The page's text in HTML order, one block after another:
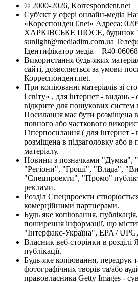
© 2000-2026, Korrespondent.net
Суб'єкт у сфері онлайн-медіа
«КореспонденТ.net» Адреса:
ХАРКІВСЬКЕ ШОСЕ, будинок
sunlight@mediadim.com.ua
Ідентифікатор медіа – R40-06068
Використання будь-яких
сайті, дозволяється за умови
Корреспондент.net.
При копіюванні матеріалів зі
і світу» , для інтернет - видань
відкрите для пошукових систем
Посилання має бути розміщена в
повного або часткового
Гіперпосилання ( для інтернет
розміщена в підзаголовку або в
матеріалу.
Новини з позначками "Думка",
"Регіони", "Гроші", "Влада",
"Спецпроекти", "Промо"
реклами.
Розділ Спецпроекти
комерційними партнерами.
Будь яке копіювання,
поширення інформації, що
"Інтерфакс-Україна", EPA /
Власник веб-сторінки в
публікації.
Будь-яке копіювання, передрук
фотографічних творів та/або
правовласника Getty Images -